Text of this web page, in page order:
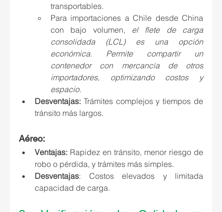
transportables.
Para importaciones a Chile desde China
con bajo volumen,
el flete de carga
consolidada (LCL) es una opción
económica. Permite compartir un
contenedor con mercancía de otros
importadores, optimizando costos y
espacio.
Desventajas: Trámites complejos y tiempos de
tránsito más largos.
Aéreo:
Ventajas: Rapidez en tránsito, menor riesgo de
robo o pérdida, y trámites más simples.
Desventajas: Costos elevados y limitada
capacidad de carga.